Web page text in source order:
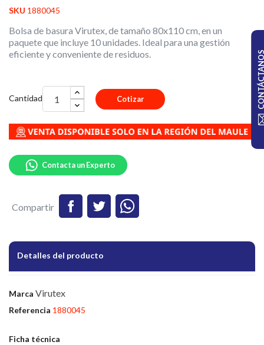
SKU 1880045
Bolsa de basura Virutex, de tamaño 80x110 cm, en un
paquete que incluye 10 unidades. Ideal para una gestión
eficiente y conveniente de residuos.
Cantidad Cotizar
Compartir
Contacta un Experto
Detalles del producto
Marca Virutex
Referencia 1880045
Ficha técnica